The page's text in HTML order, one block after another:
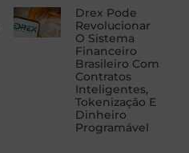
Drex Pode
Revolucionar
O Sistema
Financeiro
Brasileiro Com
Contratos
Inteligentes,
Tokenização E
Dinheiro
Programável